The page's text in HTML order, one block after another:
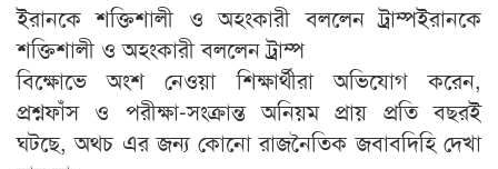
ইরানকে শক্তিশালী ও অহংকারী বললেন ট্রাম্পইরানকে
শক্তিশালী ও অহংকারী বললেন ট্রাম্প
বিক্ষোভে অংশ নেওয়া শিক্ষার্থীরা অভিযোগ করেন,
প্রশ্নফাঁস ও পরীক্ষা-সংক্রান্ত অনিয়ম প্রায় প্রতি বছরই
ঘটছে, অথচ এর জন্য কোনো রাজনৈতিক জবাবদিহি দেখা